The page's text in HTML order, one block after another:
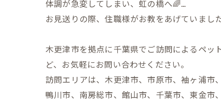
体調が急変してしまい、虹の橋へ🌈…
お見送りの際、住職様がお教をあげていました
木更津市を拠点に千葉県でご訪問によるペッ
ど、お気軽にお問い合わせください。
訪問エリアは、木更津市、市原市、袖ヶ浦市
鴨川市、南房総市、館山市、千葉市、東金市